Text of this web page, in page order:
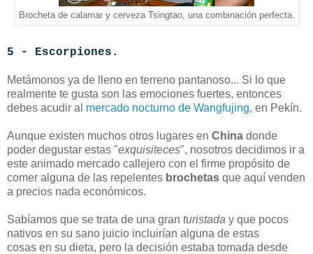
Brocheta de calamar y cerveza Tsingtao, una combinación perfecta.
5 - Escorpiones.
Metámonos ya de lleno en terreno pantanoso... Si lo que
realmente te gusta son las emociones fuertes, entonces
debes acudir al mercado nocturno de Wangfujing, en Pekín.
Aunque existen muchos otros lugares en China donde
poder degustar estas "exquisiteces", nosotros decidimos ir a
este animado mercado callejero con el firme propósito de
comer alguna de las repelentes brochetas que aquí venden
a precios nada económicos.
Sabíamos que se trata de una gran turistada y que pocos
nativos en su sano juicio incluirían alguna de estas
cosas en su dieta, pero la decisión estaba tomada desde